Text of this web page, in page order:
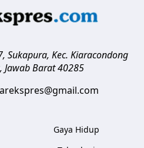
Sukapura, Kec. Kiaracondong
, Jawab Barat 40285
Gaya Hidup